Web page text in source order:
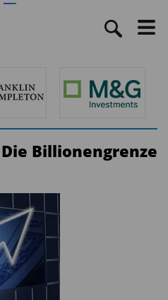
Billionengrenze